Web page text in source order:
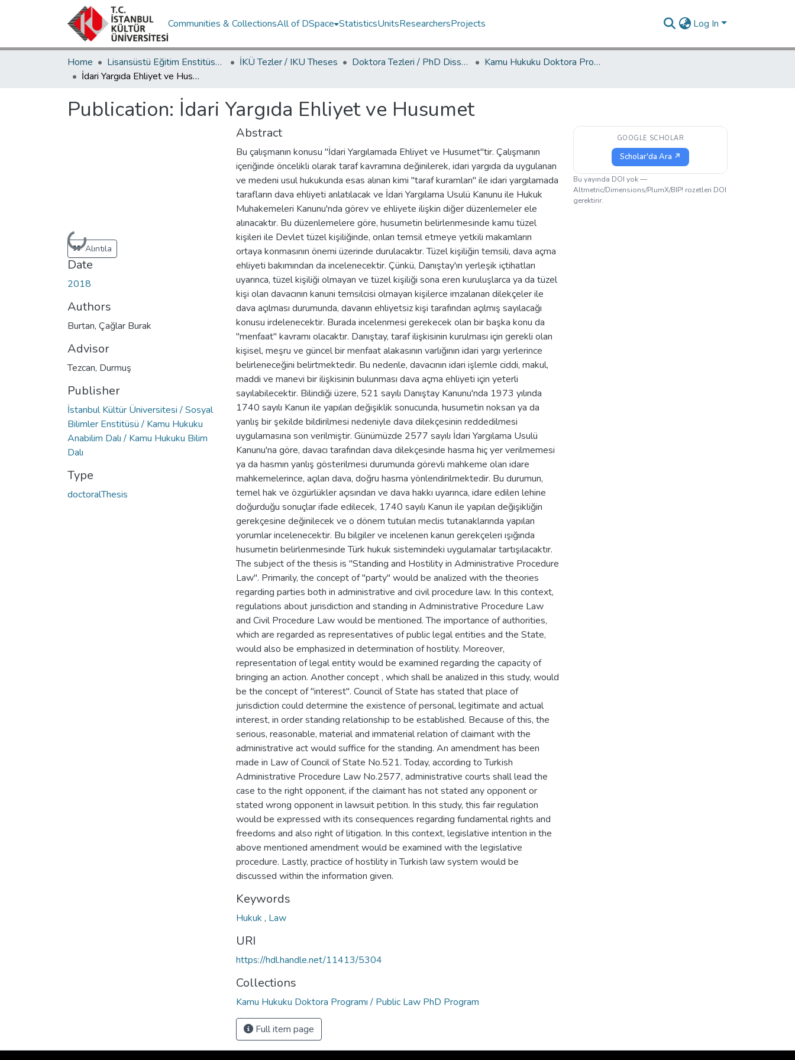
Communities & CollectionsAll of DSpace StatisticsUnitsResearchersProjects Log In
Home Lisansüstü Eğitim Enstitüsü / Postgraduate Education Institute İKÜ Tezler / IKU Theses Doktora Tezleri / PhD Dissertations
Kamu Hukuku Doktora Programı / Public Law PhD Program
İdari Yargıda Ehliyet ve Husumet
Publication: İdari Yargıda Ehliyet ve Husumet
Loading...Alıntıla
Date
2018
Authors
Burtan, Çağlar Burak
Advisor
Tezcan, Durmuş
Publisher
İstanbul Kültür Üniversitesi / Sosyal
Bilimler Enstitüsü / Kamu Hukuku
Anabilim Dalı / Kamu Hukuku Bilim
Dalı
Type
doctoralThesis
Abstract
Bu çalışmanın konusu "İdari Yargılamada Ehliyet ve Husumet"tir. Çalışmanın
içeriğinde öncelikli olarak taraf kavramına değinilerek, idari yargıda da uygulanan
ve medeni usul hukukunda esas alınan kimi "taraf kuramları" ile idari yargılamada
tarafların dava ehliyeti anlatılacak ve İdari Yargılama Usulü Kanunu ile Hukuk
Muhakemeleri Kanunu'nda görev ve ehliyete ilişkin diğer düzenlemeler ele
alınacaktır. Bu düzenlemelere göre, husumetin belirlenmesinde kamu tüzel
kişileri ile Devlet tüzel kişiliğinde, onları temsil etmeye yetkili makamların
ortaya konmasının önemi üzerinde durulacaktır. Tüzel kişiliğin temsili, dava açma
ehliyeti bakımından da incelenecektir. Çünkü, Danıştay'ın yerleşik içtihatları
uyarınca, tüzel kişiliği olmayan ve tüzel kişiliği sona eren kuruluşlarca ya da tüzel
kişi olan davacının kanuni temsilcisi olmayan kişilerce imzalanan dilekçeler ile
dava açılması durumunda, davanın ehliyetsiz kişi tarafından açılmış sayılacağı
konusu irdelenecektir. Burada incelenmesi gerekecek olan bir başka konu da
"menfaat" kavramı olacaktır. Danıştay, taraf ilişkisinin kurulması için gerekli olan
kişisel, meşru ve güncel bir menfaat alakasının varlığının idari yargı yerlerince
belirleneceğini belirtmektedir. Bu nedenle, davacının idari işlemle ciddi, makul,
maddi ve manevi bir ilişkisinin bulunması dava açma ehliyeti için yeterli
sayılabilecektir. Bilindiği üzere, 521 sayılı Danıştay Kanunu'nda 1973 yılında
1740 sayılı Kanun ile yapılan değişiklik sonucunda, husumetin noksan ya da
yanlış bir şekilde bildirilmesi nedeniyle dava dilekçesinin reddedilmesi
uygulamasına son verilmiştir. Günümüzde 2577 sayılı İdari Yargılama Usulü
Kanunu'na göre, davacı tarafından dava dilekçesinde hasma hiç yer verilmemesi
ya da hasmın yanlış gösterilmesi durumunda görevli mahkeme olan idare
mahkemelerince, açılan dava, doğru hasma yönlendirilmektedir. Bu durumun,
temel hak ve özgürlükler açısından ve dava hakkı uyarınca, idare edilen lehine
doğurduğu sonuçlar ifade edilecek, 1740 sayılı Kanun ile yapılan değişikliğin
gerekçesine değinilecek ve o dönem tutulan meclis tutanaklarında yapılan
yorumlar incelenecektir. Bu bilgiler ve incelenen kanun gerekçeleri ışığında
husumetin belirlenmesinde Türk hukuk sistemindeki uygulamalar tartışılacaktır.
The subject of the thesis is "Standing and Hostility in Administrative Procedure
Law". Primarily, the concept of "party" would be analized with the theories
regarding parties both in administrative and civil procedure law. In this context,
regulations about jurisdiction and standing in Administrative Procedure Law
and Civil Procedure Law would be mentioned. The importance of authorities,
which are regarded as representatives of public legal entities and the State,
would also be emphasized in determination of hostility. Moreover,
representation of legal entity would be examined regarding the capacity of
bringing an action. Another concept , which shall be analized in this study, would
be the concept of "interest". Council of State has stated that place of
jurisdiction could determine the existence of personal, legitimate and actual
interest, in order standing relationship to be established. Because of this, the
serious, reasonable, material and immaterial relation of claimant with the
administrative act would suffice for the standing. An amendment has been
made in Law of Council of State No.521. Today, according to Turkish
Administrative Procedure Law No.2577, administrative courts shall lead the
case to the right opponent, if the claimant has not stated any opponent or
stated wrong opponent in lawsuit petition. In this study, this fair regulation
would be expressed with its consequences regarding fundamental rights and
freedoms and also right of litigation. In this context, legislative intention in the
above mentioned amendment would be examined with the legislative
procedure. Lastly, practice of hostility in Turkish law system would be
discussed within the information given.
Keywords
Hukuk , Law
URI
https://hdl.handle.net/11413/5304
Collections
Kamu Hukuku Doktora Programı / Public Law PhD Program
Full item page
GOOGLE SCHOLAR
Scholar'da Ara ↗
Bu yayında DOI yok —
Altmetric/Dimensions/PlumX/BIP! rozetleri DOI
gerektirir.